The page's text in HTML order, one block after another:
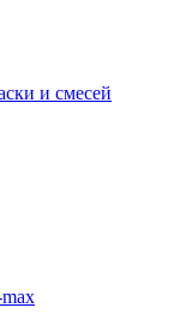
и смесей